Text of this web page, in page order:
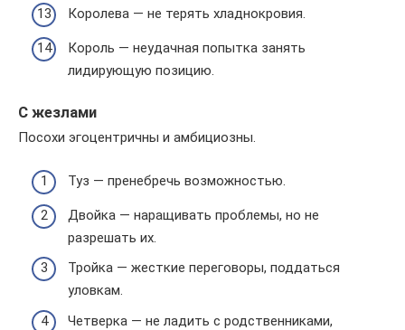
Королева — не терять хладнокровия.
Король — неудачная попытка занять
лидирующую позицию.
С жезлами
Посохи эгоцентричны и амбициозны.
Туз — пренебречь возможностью.
Двойка — наращивать проблемы, но не
разрешать их.
Тройка — жесткие переговоры, поддаться
уловкам.
Четверка — не ладить с родственниками,